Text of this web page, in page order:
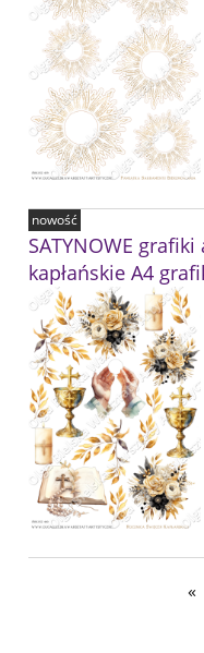
SATYNOWE
kapłańskie A4
nowość
«